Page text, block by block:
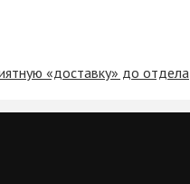
«доставку» до отдела